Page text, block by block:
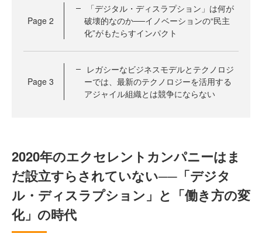
Page 2
「デジタル・ディスラプション」は何が
破壊的なのか──イノベーションの“民主
化”がもたらすインパクト
Page 3
レガシーなビジネスモデルとテクノロジ
ーでは、最新のテクノロジーを活用する
アジャイル組織とは競争にならない
2020年のエクセレントカンパニーはま
だ設立すらされていない──「デジタ
ル・ディスラプション」と「働き方の変
化」の時代